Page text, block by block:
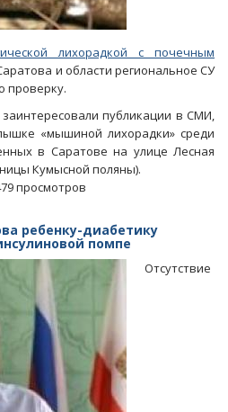
лихорадкой с почечным
и области региональное СУ
проверку.
публикации в СМИ,
«мышиной лихорадки» среди
в Саратове на улице Лесная
Кумысной поляны).
просмотров
ребенку-диабетику
помпе
Отсутствие